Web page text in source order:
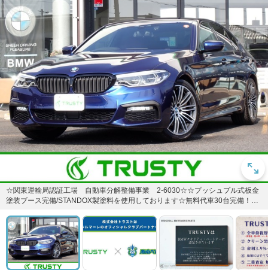
☆関東運輸局認証工場 自動車分解整備事業 2-6030☆☆プッシュプル式板金
塗装ブース完備/STANDOX製塗料を使用しております☆無料代車30台完備！各